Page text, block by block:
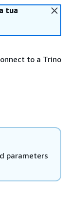
tua
to a Trino
parameters